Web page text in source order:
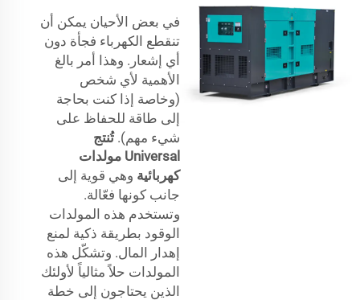
في بعض الأحيان يمكن أن
تنقطع الكهرباء فجأة دون
أي إشعار. وهذا أمر بالغ
الأهمية لأي شخص
(وخاصة إذا كنت بحاجة
إلى طاقة للحفاظ على
شيء مهم).تُنتج
Universal مولدات
كهربائية وهي قوية إلى
جانب كونها فعّالة.
وتستخدم هذه المولدات
الوقود بطريقة ذكية لمنع
إهدار المال. وتشكّل هذه
المولدات حلاً مثالياً لأولئك
الذين يحتاجون إلى خطة